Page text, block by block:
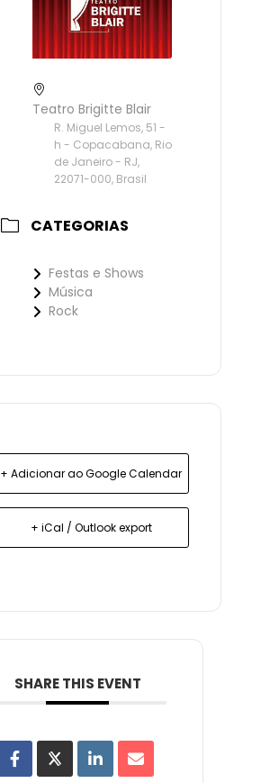
Teatro Brigitte Blair
R. Miguel Lemos, 51 -
h - Copacabana, Rio
de Janeiro - RJ,
22071-000, Brasil
CATEGORIAS
Festas e Shows
Música
Rock
+ Adicionar ao Google Calendar
+ iCal / Outlook export
SHARE THIS EVENT